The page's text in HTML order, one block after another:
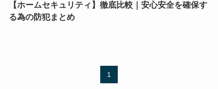
【ホームセキュリティ】徹底比較｜安心安全を確保す
る為の防犯まとめ
1